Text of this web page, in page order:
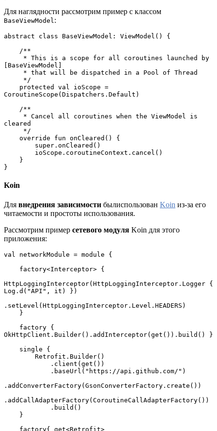
Для наглядности рассмотрим пример с классом
BaseViewModel:
abstract class BaseViewModel: ViewModel() {
    /**
[BaseViewModel]
     * that will be dispatched in a Pool of Thread
     */
CoroutineScope(Dispatchers.Default)
    /**
cleared
     */
    override fun onCleared() {
        super.onCleared()
        ioScope.coroutineContext.cancel()
    }
}
Koin
Для внедрения зависимости былиспользован Koin из-за его
читаемости и простоты использования.
Рассмотрим пример сетевого модуля Koin для этого
приложения:
val networkModule = module {
    factory<Interceptor> {
HttpLoggingInterceptor(HttpLoggingInterceptor.Logger {
Log.d("API", it) })
.setLevel(HttpLoggingInterceptor.Level.HEADERS)
    }
OkHttpClient.Builder().addInterceptor(get()).build() }
    single {
        Retrofit.Builder()
            .client(get())
            .baseUrl("https://api.github.com/")
.addConverterFactory(GsonConverterFactory.create())
.addCallAdapterFactory(CoroutineCallAdapterFactory())
            .build()
    }